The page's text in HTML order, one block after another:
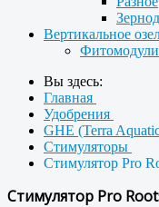
Вертикальное
Фитомодули
Вы здесь:
Главная
Удобрения
GHE (Terra
Стимуляторы
Стимулятор Pro
Стимулятор Pro